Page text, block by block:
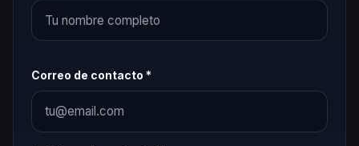
Correo de contacto *